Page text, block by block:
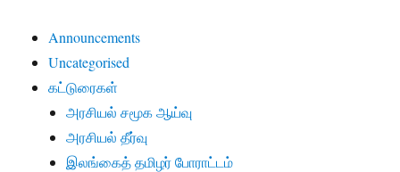
Announcements
Uncategorised
கட்டுரைகள்
அரசியல் சமூக ஆய்வு
அரசியல் தீர்வு
இலங்கைத் தமிழர் போராட்டம்